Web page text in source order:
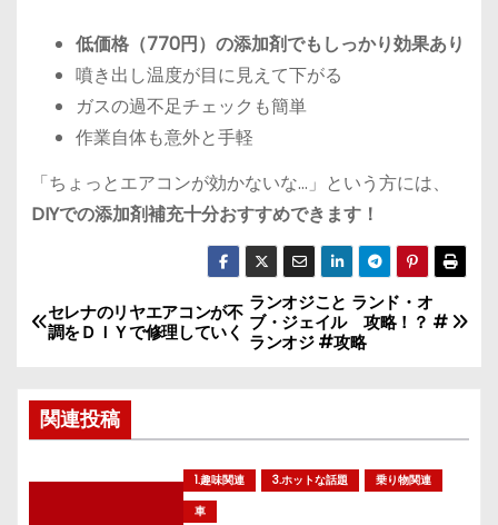
低価格（770円）の添加剤でもしっかり効果あり
噴き出し温度が目に見えて下がる
ガスの過不足チェックも簡単
作業自体も意外と手軽
「ちょっとエアコンが効かないな…」という方には、
DIYでの添加剤補充十分おすすめできます！
投
ナ
ビ
ランオジこと ランド・オ
ブ・ジェイル 攻略！？ #
ランオジ #攻略
セレナのリヤエアコンが不
調をＤＩＹで修理していく
関連投稿
1.趣味関連 3.ホットな話題
乗り物関連
車